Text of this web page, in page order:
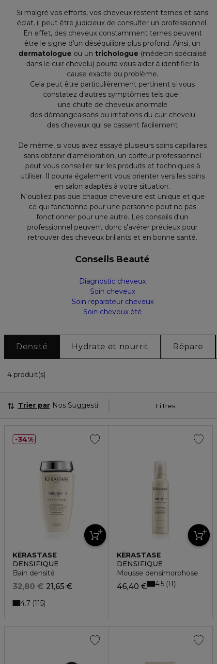
Si malgré vos efforts, vos cheveux restent ternes et sans
éclat, il peut être judicieux de consulter un professionnel.
En effet, des cheveux constamment ternes peuvent
être le signe d'un déséquilibre plus profond. Ainsi, un
dermatologue ou un trichologue (médecin spécialisé
dans le cuir chevelu) pourra vous aider à identifier la
cause exacte du problème.
Cela peut être particulièrement pertinent si vous
constatez d'autres symptômes tels que :
une chute de cheveux anormale
des démangeaisons ou irritations du cuir chevelu
des cheveux qui se cassent facilement
De même, si vous avez essayé plusieurs soins capillaires
sans obtenir d'amélioration, un coiffeur professionnel
peut vous conseiller sur les produits et techniques à
utiliser. Il pourra également vous orienter vers les soins
en salon adaptés à votre situation.
N'oubliez pas que chaque chevelure est unique et que
ce qui fonctionne pour une personne peut ne pas
fonctionner pour une autre. Les conseils d'un
professionnel peuvent donc s'avérer précieux pour
retrouver des cheveux brillants et en bonne santé.
Conseils Beauté
Diagnostic cheveux
Soin cheveux
Soin reparateur cheveux
Soin cheveux été
Densité Hydrate et nourrit Répare
4 produit(s)
Filtres
Trier par Nos Suggestions
KÉRASTASE
DENSIFIQUE
Bain densité
21,65 €
32,80 €
4.7 115
34%
KÉRASTASE
DENSIFIQUE
Mousse densimorphose
46,40 € 4.5 11